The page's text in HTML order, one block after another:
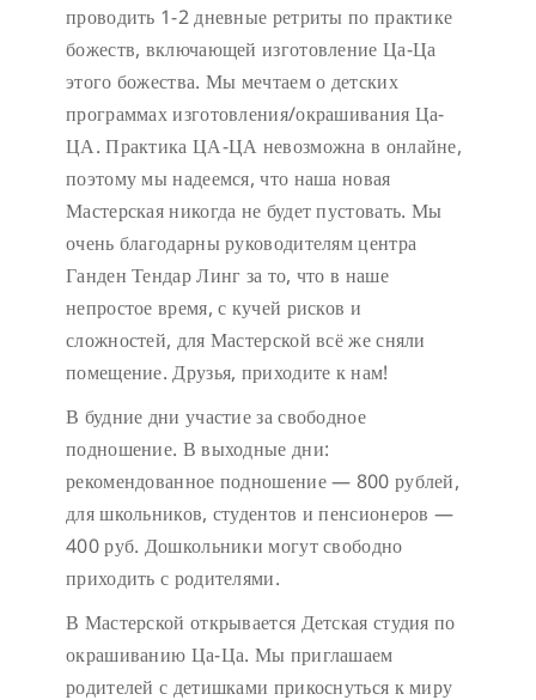
проводить 1-2 дневные ретриты по практике
божеств, включающей изготовление Ца-Ца
этого божества. Мы мечтаем о детских
программах изготовления/окрашивания Ца-
ЦА. Практика ЦА-ЦА невозможна в онлайне,
поэтому мы надеемся, что наша новая
Мастерская никогда не будет пустовать. Мы
очень благодарны руководителям центра
Ганден Тендар Линг за то, что в наше
непростое время, с кучей рисков и
сложностей, для Мастерской всё же сняли
помещение. Друзья, приходите к нам!
В будние дни участие за свободное
подношение. В выходные дни:
рекомендованное подношение — 800 рублей,
для школьников, студентов и пенсионеров —
400 руб. Дошкольники могут свободно
приходить с родителями.
В Мастерской открывается Детская студия по
окрашиванию Ца-Ца. Мы приглашаем
родителей с детишками прикоснуться к миру